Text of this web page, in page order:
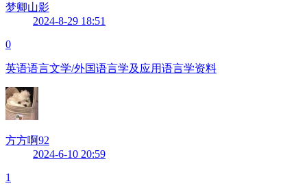
梦卿山影
2024-8-29 18:51
0
英语语言文学/外国语言学及应用语言学资料
方方啊92
2024-6-10 20:59
1